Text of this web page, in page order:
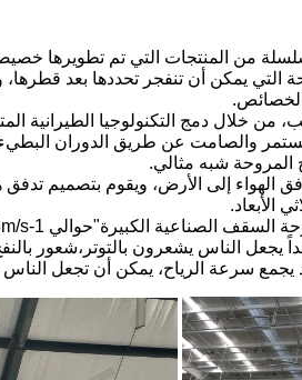
من المنتجات التي تم تطويرها خصيصا
التي يمكن أن تنفجر تحددها بعد
من خلال دمج التكنولوجيا
والصامت عن طريق الدوران
المروحة شبه مثالي.
الهواء إلى الأرض، ويقوم بتصميم تدفق
الأبعاد.
السقف الصناعية الكبيرة"
يجعل الناس يشعرون بالتوتر،شعور
يجمع سرعة الرياح، يمكن أن تجعل الناس